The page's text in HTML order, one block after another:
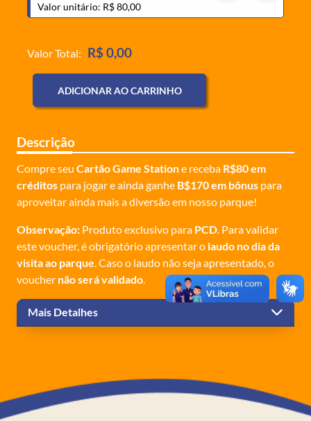
Valor unitário: R$ 80,00
Valor Total: R$ 0,00
ADICIONAR AO CARRINHO
Descrição
Compre seu Cartão Game Statione receba R$80 em
créditos para jogar e ainda ganhe B$170 em bônus para
aproveitar ainda mais a diversão em nosso parque!
Observação: Produto exclusivo para PCD. Para validar
este voucher, é obrigatório apresentar o laudo no dia da
visita ao parque. Caso o laudo não seja apresentado, o
voucher não será validado.
Mais Detalhes